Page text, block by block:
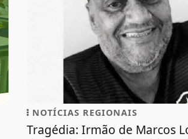
NOTÍCIAS REGIONAIS
Tragédia: Irmão de Marcos